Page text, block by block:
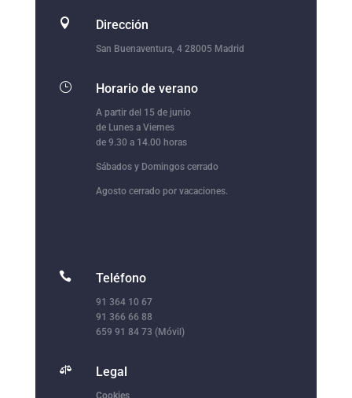
 Dirección
San Buenaventura, 4 28005 Madrid
} Horario de verano
A partir del 15 de junio
de Lunes a Viernes
de 9.30 a 14.00 horas
Sábados y Domingos cerrado
Agosto cerrado por vacaciones.
 Teléfono
91 364 10 67
91 366 66 88
659 91 84 73 (Móvil)
 Legal
Cookies